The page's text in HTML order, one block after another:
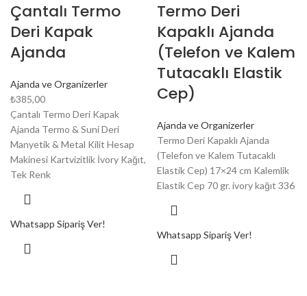
Çantalı Termo
Deri Kapak
Ajanda
Ajanda ve Organizerler
₺385,00
Çantalı Termo Deri Kapak
Ajanda Termo & Suni Deri
Manyetik & Metal Kilit Hesap
Makinesi Kartvizitlik İvory Kağıt,
Tek Renk
Whatsapp Sipariş Ver!
Termo Deri
Kapaklı Ajanda
(Telefon ve Kalem
Tutacaklı Elastik
Cep)
Ajanda ve Organizerler
Termo Deri Kapaklı Ajanda
(Telefon ve Kalem Tutacaklı
Elastik Cep) 17×24 cm Kalemlik
Elastik Cep 70 gr. ivory kağıt 336
Whatsapp Sipariş Ver!